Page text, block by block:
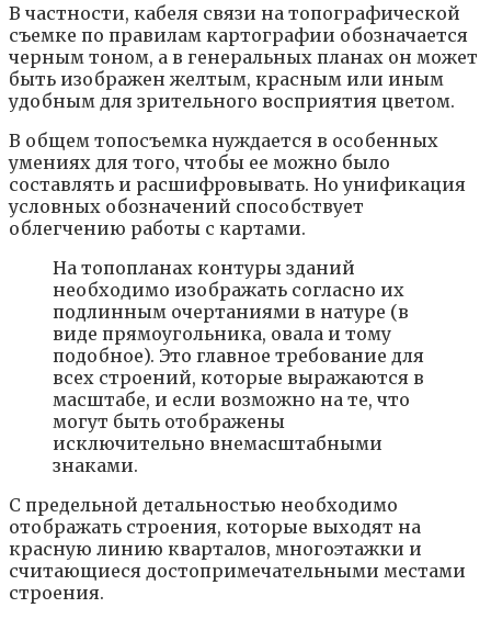
В частности, кабеля связи на топографической
съемке по правилам картографии обозначается
черным тоном, а в генеральных планах он может
быть изображен желтым, красным или иным
удобным для зрительного восприятия цветом.
В общем топосъемка нуждается в особенных
умениях для того, чтобы ее можно было
составлять и расшифровывать. Но унификация
условных обозначений способствует
облегчению работы с картами.
На топопланах контуры зданий
необходимо изображать согласно их
подлинным очертаниями в натуре (в
виде прямоугольника, овала и тому
подобное). Это главное требование для
всех строений, которые выражаются в
масштабе, и если возможно на те, что
могут быть отображены
исключительно внемасштабными
знаками.
С предельной детальностью необходимо
отображать строения, которые выходят на
красную линию кварталов, многоэтажки и
считающиеся достопримечательными местами
строения.